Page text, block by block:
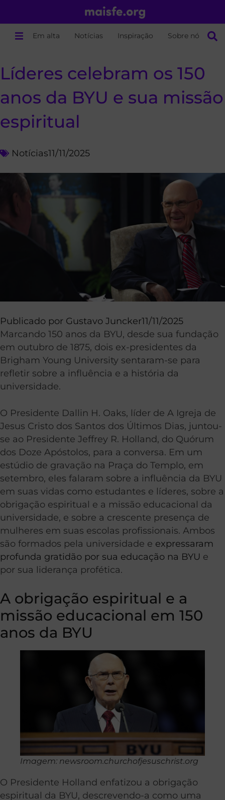
Em alta Notícias Inspiração Sobre nós
Líderes celebram os 150
anos da BYU e sua missão
espiritual
Notícias11/11/2025
Publicado por Gustavo Juncker11/11/2025
Marcando 150 anos da BYU, desde sua fundação
em outubro de 1875, dois ex-presidentes da
Brigham Young University sentaram-se para
refletir sobre a influência e a história da
universidade.
O Presidente Dallin H. Oaks, líder de A Igreja de
Jesus Cristo dos Santos dos Últimos Dias, juntou-
se ao Presidente Jeffrey R. Holland, do Quórum
dos Doze Apóstolos, para a conversa. Em um
estúdio de gravação na Praça do Templo, em
setembro, eles falaram sobre a influência da BYU
em suas vidas como estudantes e líderes, sobre a
obrigação espiritual e a missão educacional da
universidade, e sobre a crescente presença de
mulheres em suas escolas profissionais. Ambos
são formados pela universidade e expressaram
profunda gratidão por sua educação na BYU e
por sua liderança profética.
A obrigação espiritual e a
missão educacional em 150
anos da BYU
Imagem: newsroom.churchofjesuschrist.org
O Presidente Holland enfatizou a obrigação
espiritual da BYU, descrevendo-a como uma